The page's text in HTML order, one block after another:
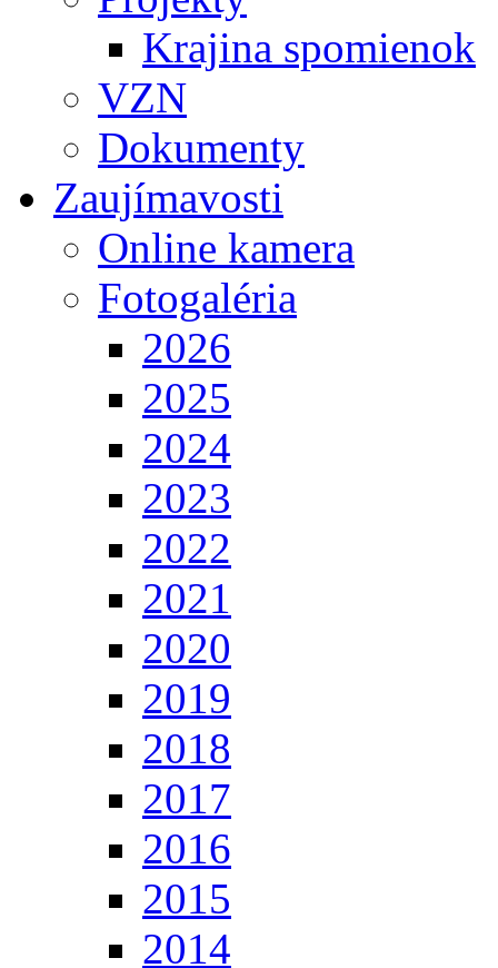
Krajina spomienok
VZN
Dokumenty
Zaujímavosti
Online kamera
Fotogaléria
2026
2025
2024
2023
2022
2021
2020
2019
2018
2017
2016
2015
2014